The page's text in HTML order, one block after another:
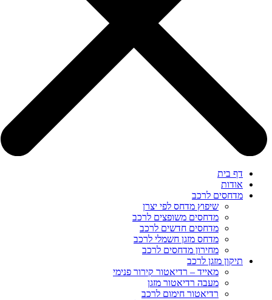
דף בית
אודות
מדחסים לרכב
שיפוץ מדחס לפי יצרן
מדחסים משופצים לרכב
מדחסים חדשים לרכב
מדחס מזגן חשמלי לרכב
מחירון מדחסים לרכב
תיקון מזגן לרכב
מאייד – רדיאטור קירור פנימי
מעבה רדיאטור מזגן
רדיאטור חימום לרכב